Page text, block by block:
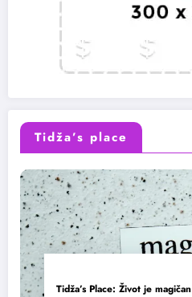
Tidža’s place
Tidža’s Place: Život je magičan